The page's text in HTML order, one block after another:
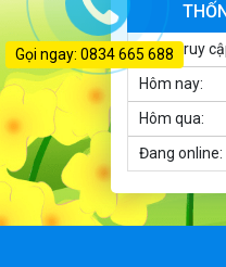
Tổng truy
Hôm nay:
Hôm qua:
Đang online:
Gọi ngay: 0834 665 688